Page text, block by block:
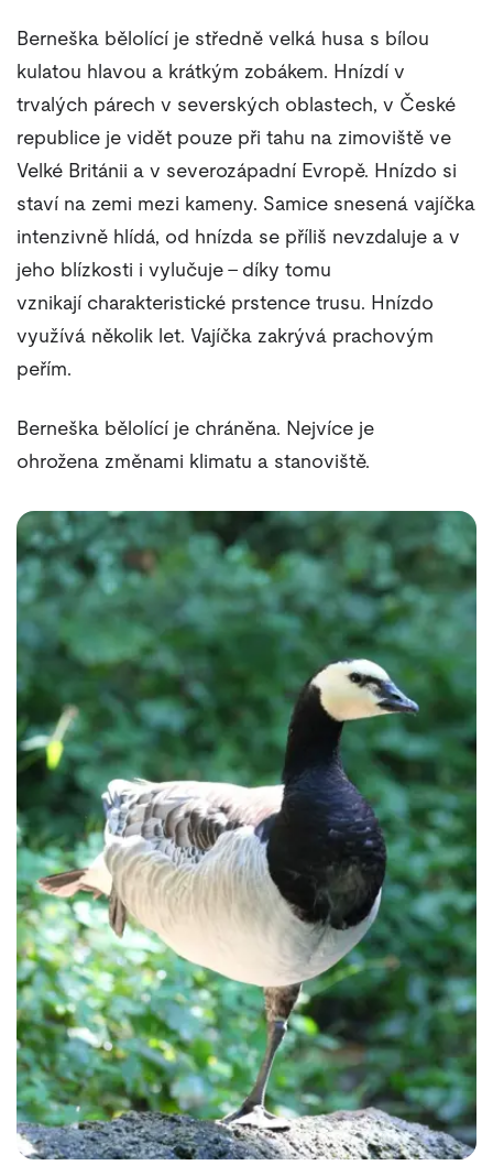
Berneška bělolící je středně velká husa s bílou
kulatou hlavou a krátkým zobákem. Hnízdí v
trvalých párech v severských oblastech, v České
republice je vidět pouze při tahu na zimoviště ve
Velké Británii a v severozápadní Evropě. Hnízdo si
staví na zemi mezi kameny. Samice snesená vajíčka
intenzivně hlídá, od hnízda se příliš nevzdaluje a v
jeho blízkosti i vylučuje – díky tomu
vznikají charakteristické prstence trusu. Hnízdo
využívá několik let. Vajíčka zakrývá prachovým
peřím.
Berneška bělolící je chráněna. Nejvíce je
ohrožena změnami klimatu a stanoviště.